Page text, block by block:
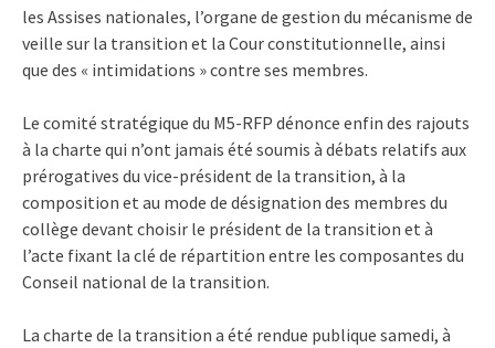
les Assises nationales, l’organe de gestion du mécanisme de
veille sur la transition et la Cour constitutionnelle, ainsi
que des « intimidations » contre ses membres.
Le comité stratégique du M5-RFP dénonce enfin des rajouts
à la charte qui n’ont jamais été soumis à débats relatifs aux
prérogatives du vice-président de la transition, à la
composition et au mode de désignation des membres du
collège devant choisir le président de la transition et à
l’acte fixant la clé de répartition entre les composantes du
Conseil national de la transition.
La charte de la transition a été rendue publique samedi, à